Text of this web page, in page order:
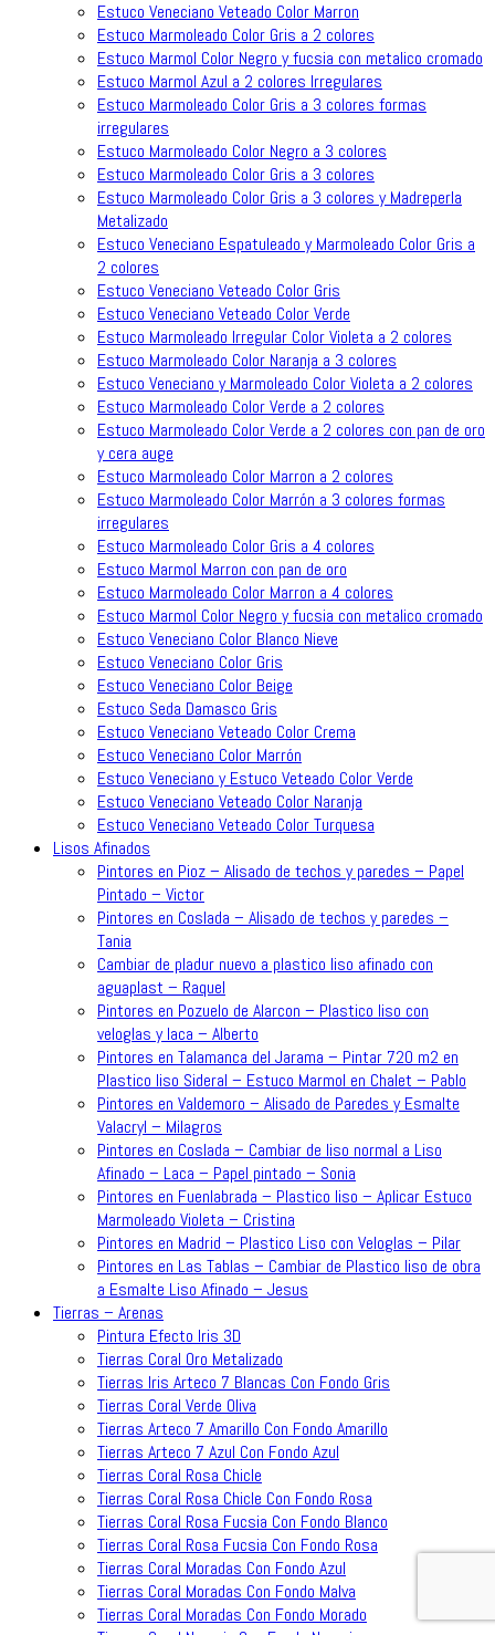
Estuco Veneciano Veteado Color Marron
Estuco Marmoleado Color Gris a 2 colores
Estuco Marmol Color Negro y fucsia con metalico cromado
Estuco Marmol Azul a 2 colores Irregulares
Estuco Marmoleado Color Gris a 3 colores formas
irregulares
Estuco Marmoleado Color Negro a 3 colores
Estuco Marmoleado Color Gris a 3 colores
Estuco Marmoleado Color Gris a 3 colores y Madreperla
Metalizado
Estuco Veneciano Espatuleado y Marmoleado Color Gris a
2 colores
Estuco Veneciano Veteado Color Gris
Estuco Veneciano Veteado Color Verde
Estuco Marmoleado Irregular Color Violeta a 2 colores
Estuco Marmoleado Color Naranja a 3 colores
Estuco Veneciano y Marmoleado Color Violeta a 2 colores
Estuco Marmoleado Color Verde a 2 colores
Estuco Marmoleado Color Verde a 2 colores con pan de oro
y cera auge
Estuco Marmoleado Color Marron a 2 colores
Estuco Marmoleado Color Marrón a 3 colores formas
irregulares
Estuco Marmoleado Color Gris a 4 colores
Estuco Marmol Marron con pan de oro
Estuco Marmoleado Color Marron a 4 colores
Estuco Marmol Color Negro y fucsia con metalico cromado
Estuco Veneciano Color Blanco Nieve
Estuco Veneciano Color Gris
Estuco Veneciano Color Beige
Estuco Seda Damasco Gris
Estuco Veneciano Veteado Color Crema
Estuco Veneciano Color Marrón
Estuco Veneciano y Estuco Veteado Color Verde
Estuco Veneciano Veteado Color Naranja
Estuco Veneciano Veteado Color Turquesa
Lisos Afinados
Pintores en Pioz – Alisado de techos y paredes – Papel
Pintado – Victor
Pintores en Coslada – Alisado de techos y paredes –
Tania
Cambiar de pladur nuevo a plastico liso afinado con
aguaplast – Raquel
Pintores en Pozuelo de Alarcon – Plastico liso con
veloglas y laca – Alberto
Pintores en Talamanca del Jarama – Pintar 720 m2 en
Plastico liso Sideral – Estuco Marmol en Chalet – Pablo
Pintores en Valdemoro – Alisado de Paredes y Esmalte
Valacryl – Milagros
Pintores en Coslada – Cambiar de liso normal a Liso
Afinado – Laca – Papel pintado – Sonia
Pintores en Fuenlabrada – Plastico liso – Aplicar Estuco
Marmoleado Violeta – Cristina
Pintores en Madrid – Plastico Liso con Veloglas – Pilar
Pintores en Las Tablas – Cambiar de Plastico liso de obra
a Esmalte Liso Afinado – Jesus
Tierras – Arenas
Pintura Efecto Iris 3D
Tierras Coral Oro Metalizado
Tierras Iris Arteco 7 Blancas Con Fondo Gris
Tierras Coral Verde Oliva
Tierras Arteco 7 Amarillo Con Fondo Amarillo
Tierras Arteco 7 Azul Con Fondo Azul
Tierras Coral Rosa Chicle
Tierras Coral Rosa Chicle Con Fondo Rosa
Tierras Coral Rosa Fucsia Con Fondo Blanco
Tierras Coral Rosa Fucsia Con Fondo Rosa
Tierras Coral Moradas Con Fondo Azul
Tierras Coral Moradas Con Fondo Malva
Tierras Coral Moradas Con Fondo Morado